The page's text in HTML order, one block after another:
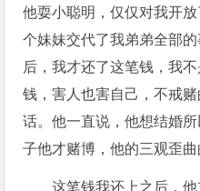
他耍小聪明，仅仅对我开
个妹妹交代了我弟弟全部
后，我才还了这笔钱，我
钱，害人也害自己，不戒
话。他一直说，他想结婚
子他才赌博，他的三观歪曲
这笔钱我还上之后，